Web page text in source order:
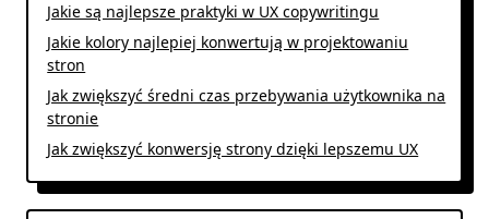
Jakie są najlepsze praktyki w UX copywritingu
Jakie kolory najlepiej konwertują w projektowaniu
stron
Jak zwiększyć średni czas przebywania użytkownika na
stronie
Jak zwiększyć konwersję strony dzięki lepszemu UX